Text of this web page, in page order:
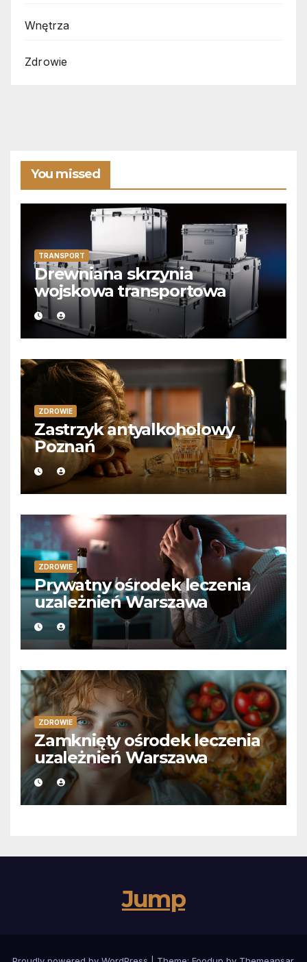
Wnętrza
Zdrowie
You missed
TRANSPORT
Drewniana skrzynia
wojskowa transportowa
ZDROWIE
Zastrzyk antyalkoholowy
Poznań
ZDROWIE
Prywatny ośrodek leczenia
uzależnień Warszawa
ZDROWIE
Zamknięty ośrodek leczenia
uzależnień Warszawa
Jump